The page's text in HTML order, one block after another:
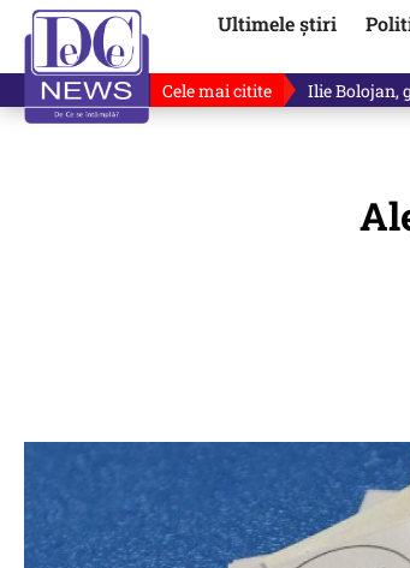
Ultimele știri
Cele mai citite Ilie Bolojan,